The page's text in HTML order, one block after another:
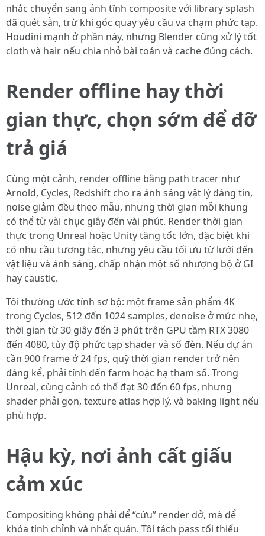
nhắc chuyển sang ảnh tĩnh composite với library splash
đã quét sẵn, trừ khi góc quay yêu cầu va chạm phức tạp.
Houdini mạnh ở phần này, nhưng Blender cũng xử lý tốt
cloth và hair nếu chia nhỏ bài toán và cache đúng cách.
Render offline hay thời
gian thực, chọn sớm để đỡ
trả giá
Cùng một cảnh, render offline bằng path tracer như
Arnold, Cycles, Redshift cho ra ánh sáng vật lý đáng tin,
noise giảm đều theo mẫu, nhưng thời gian mỗi khung
có thể từ vài chục giây đến vài phút. Render thời gian
thực trong Unreal hoặc Unity tăng tốc lớn, đặc biệt khi
có nhu cầu tương tác, nhưng yêu cầu tối ưu từ lưới đến
vật liệu và ánh sáng, chấp nhận một số nhượng bộ ở GI
hay caustic.
Tôi thường ước tính sơ bộ: một frame sản phẩm 4K
trong Cycles, 512 đến 1024 samples, denoise ở mức nhẹ,
thời gian từ 30 giây đến 3 phút trên GPU tầm RTX 3080
đến 4080, tùy độ phức tạp shader và số đèn. Nếu dự án
cần 900 frame ở 24 fps, quỹ thời gian render trở nên
đáng kể, phải tính đến farm hoặc hạ tham số. Trong
Unreal, cùng cảnh có thể đạt 30 đến 60 fps, nhưng
shader phải gọn, texture atlas hợp lý, và baking light nếu
phù hợp.
Hậu kỳ, nơi ảnh cất giấu
cảm xúc
Compositing không phải để “cứu” render dở, mà để
khóa tinh chỉnh và nhất quán. Tôi tách pass tối thiểu